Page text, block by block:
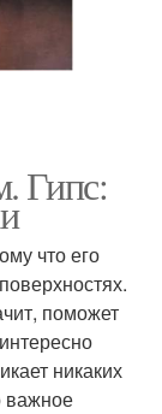
Гипс:
что его
поможет
никаких
важное